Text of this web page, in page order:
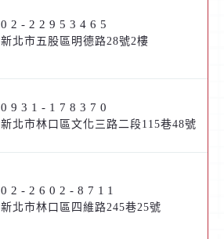
02-22953465
新北市五股區明德路28號2樓
0931-178370
新北市林口區文化三路二段115巷48號
02-2602-8711
新北市林口區四維路245巷25號